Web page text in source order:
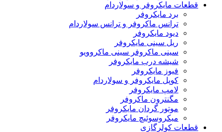
قطعات مایکروفر و سولاردام
برد مایکروفر
ترانس ماکروفر و ترانس سولاردام
دیود مایکروفر
ریل سینی مایکروفر
سینی ماکروفر سینی ماکروویو
شیشه درب مایکروفر
فیوز مایکروفر
کوپل مایکروفر و سولاردام
لامپ مایکروفر
مگنترون ماکروفر
موتور گردان مایکروفر
میکروسوئیچ مایکروفر
قطعات کولرگازی